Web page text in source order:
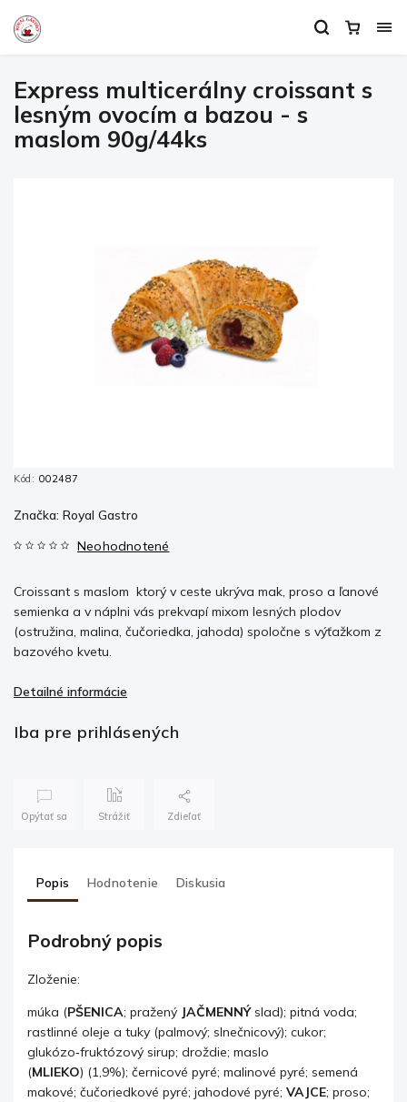
Express multicerálny croissant s
lesným ovocím a bazou - s
maslom 90g/44ks
Kód: 002487
Neohodnotené
Croissant s maslom ktorý v ceste ukrýva mak, proso a ľanové
semienka a v náplni vás prekvapí mixom lesných plodov
(ostružina, malina, čučoriedka, jahoda) spoločne s výťažkom z
bazového kvetu.
Detailné informácie
Značka: Royal Gastro
Iba pre prihlásených
Opýtať sa Strážiť Zdieľať
Popis Hodnotenie Diskusia
Podrobný popis
Zloženie:
múka (PŠENICA; pražený JAČMENNÝslad); pitná voda;
rastlinné oleje a tuky (palmový; slnečnicový); cukor;
glukózo‐fruktózový sirup; droždie; maslo
(MLIEKO) (1,9%); černicové pyré; malinové pyré; semená
makové; čučoriedkové pyré; jahodové pyré; VAJCE; proso;